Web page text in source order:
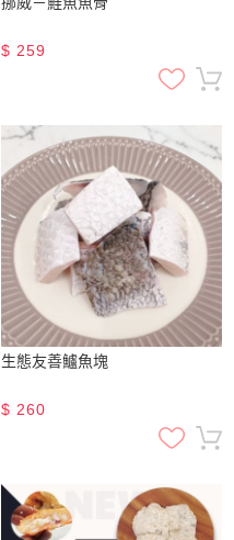
$ 259
生態友善鱸魚塊
$ 260